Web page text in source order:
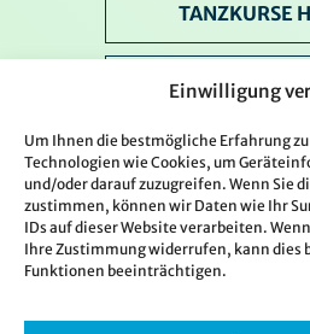
Einwilligung
Um Ihnen die bestmögliche Erfahrung
Technologien wie Cookies, um
und/oder darauf zuzugreifen. Wenn Sie
zustimmen, können wir Daten wie Ihr
IDs auf dieser Website verarbeiten.
Ihre Zustimmung widerrufen, kann dies
Funktionen beeinträchtigen.
TANZKURSE
TANZKURSE
ÜBER